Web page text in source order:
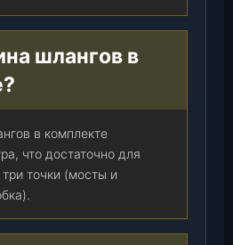
шлангов в
в комплекте
что достаточно для
точки (мосты и